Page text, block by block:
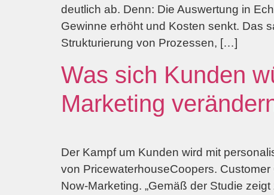
deutlich ab. Denn: Die Auswertung in
Gewinne erhöht und Kosten senkt. Das
Strukturierung von Prozessen, […]
Was sich Kunden
Marketing
Der Kampf um Kunden wird mit
von PricewaterhouseCoopers.
Now-Marketing. „Gemäß der Studie